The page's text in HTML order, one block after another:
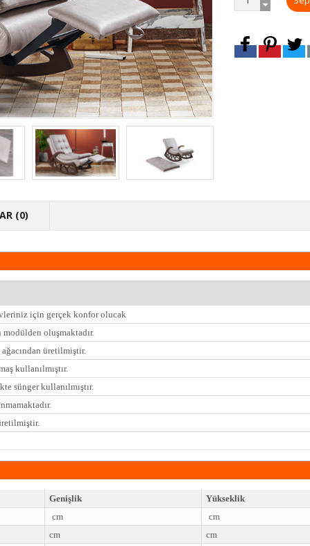
(0)
için gerçek konfor olucak
oluşmaktadır.
ağacından üretilmiştir.
kullanılmıştır.
sünger kullanılmıştır.
Genişlik Yükseklik
cm cm
cm
cm